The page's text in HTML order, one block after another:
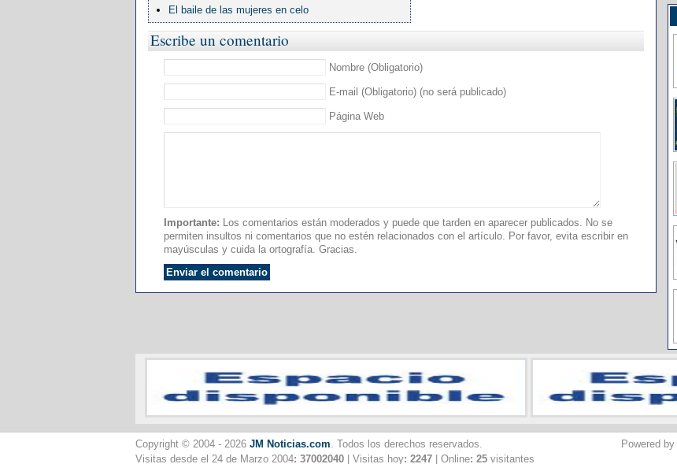
El baile de las mujeres en celo
Escribe un comentario
Nombre (Obligatorio)
E-mail (Obligatorio) (no será publicado)
Página Web
Importante: Los comentarios están moderados y puede que tarden en aparecer publicados. No se
permiten insultos ni comentarios que no estén relacionados con el artículo. Por favor, evita escribir en
mayúsculas y cuida la ortografía. Gracias.
Copyright © 2004 - 2026 JM Noticias.com. Todos los derechos reservados.
Visitas desde el 24 de Marzo 2004: 37002040 | Visitas hoy: 2247 | Online: 25 visitantes
Powered by